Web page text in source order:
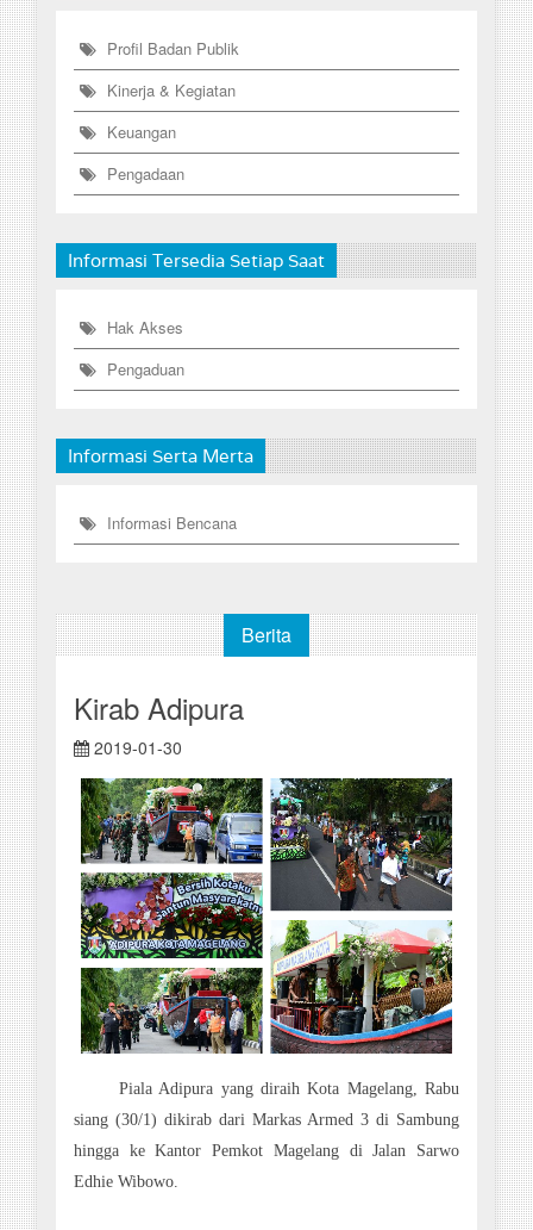
Profil Badan Publik
Kinerja & Kegiatan
Keuangan
Pengadaan
Informasi Tersedia Setiap Saat
Hak Akses
Pengaduan
Informasi Serta Merta
Informasi Bencana
Berita
Kirab Adipura
2019-01-30
Piala Adipura yang diraih Kota Magelang, Rabu
siang (30/1) dikirab dari Markas Armed 3 di Sambung
hingga ke Kantor Pemkot Magelang di Jalan Sarwo
Edhie Wibowo.